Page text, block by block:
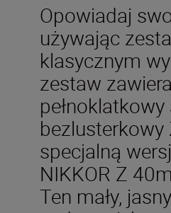
Opowiadaj
używając
klasycznym
zestaw zawiera
bezlusterkowy
specjalną
NIKKOR Z
Ten mały,